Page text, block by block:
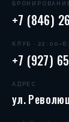
+7 (846)
КЛУБ ·
+7 (927)
АДРЕС
ул.